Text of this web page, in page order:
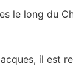
le long du
il est